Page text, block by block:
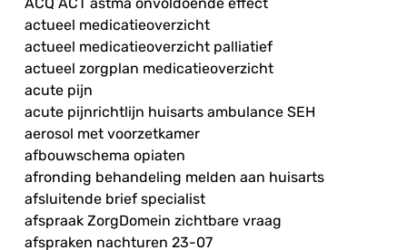
actueel medicatieoverzicht
actueel medicatieoverzicht palliatief
actueel zorgplan medicatieoverzicht
acute pijn
acute pijnrichtlijn huisarts ambulance SEH
aerosol met voorzetkamer
afbouwschema opiaten
afronding behandeling melden aan huisarts
afsluitende brief specialist
afspraak ZorgDomein zichtbare vraag
afspraken nachturen 23-07